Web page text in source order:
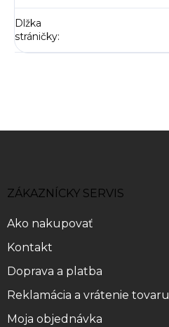
Dlžka
stráničky:
e
ZÁKAZNÍCKY SERVIS
Ako nakupovať
Kontakt
Doprava a platba
Reklamácia a vrátenie tovaru
Moja objednávka